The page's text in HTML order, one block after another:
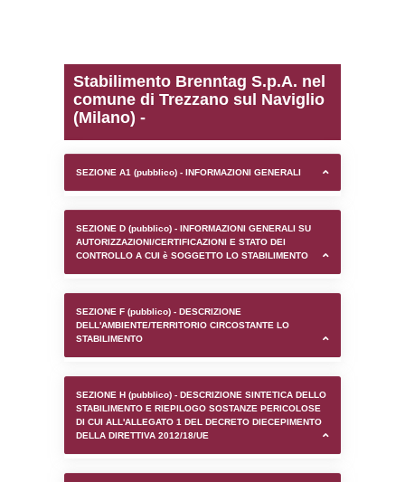
0.0001988410949707
sql: SELECT `tablename`, `userlevelid`,
executionMS: 0.0010299682617188
Stabilimento Brenntag
comune di Trezzano sul
(Milano) -
SEZIONE A1 (pubblico) - INFORMAZIONI